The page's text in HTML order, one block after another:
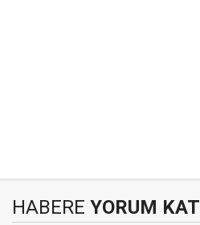
HABERE YORUM KAT